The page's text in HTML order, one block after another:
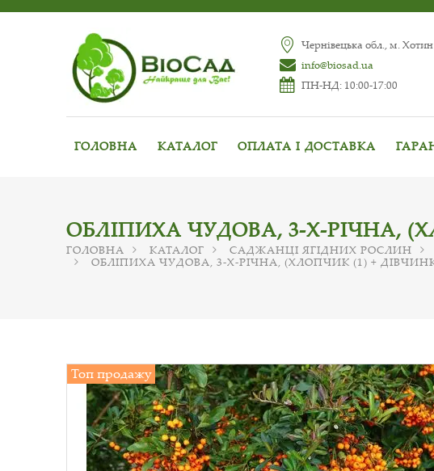
Чернівецька обл., м. Хотин
info@biosad.ua
ПН-НД: 10:00-17:00
ГОЛОВНА КАТАЛОГ ОПЛАТА І ДОСТАВКА
ОБЛІПИХА ЧУДОВА, 3-Х-РІЧНА,
ГОЛОВНА КАТАЛОГ САДЖАНЦІ ЯГІДНИХ РОСЛИН
ОБЛІПИХА ЧУДОВА, 3-Х-РІЧНА, (ХЛОПЧИК (1) +
Топ продажу